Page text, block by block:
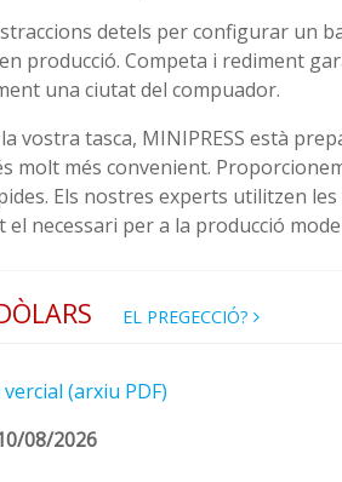
detels per configurar un
producció. Competa i rediment
una ciutat del compuador.
vostra tasca, MINIPRESS està
molt més convenient.
Els nostres experts utilitzen
necessari per a la producció
EL PREGECCIÓ?
(arxiu PDF)
08/2026